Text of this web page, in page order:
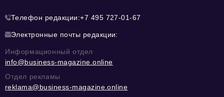
Телефон редакции:+7 495 727-01-67
Электронные почты редакции:
Информационный отдел
info@business-magazine.online
Отдел рекламы
reklama@business-magazine.online